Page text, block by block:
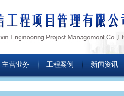
主营业务 工程案例 新闻资讯